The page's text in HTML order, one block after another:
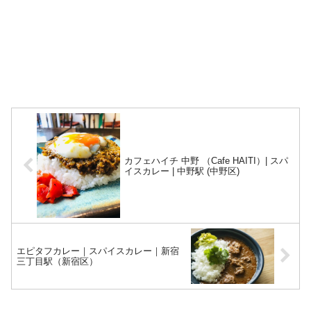
カフェハイチ 中野 （Cafe HAITI）| スパ
イスカレー | 中野駅 (中野区)
エピタフカレー｜スパイスカレー｜新宿
三丁目駅（新宿区）